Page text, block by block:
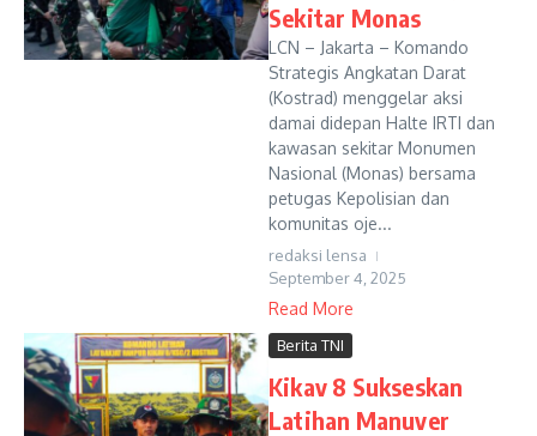
Sekitar Monas
LCN – Jakarta – Komando
Strategis Angkatan Darat
(Kostrad) menggelar aksi
damai didepan Halte IRTI dan
kawasan sekitar Monumen
Nasional (Monas) bersama
petugas Kepolisian dan
komunitas oje...
redaksi lensa
September 4, 2025
Read More
Berita TNI
Kikav 8 Sukseskan
Latihan Manuver